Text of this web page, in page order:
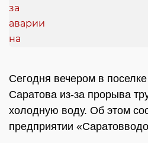
Сегодня вечером в
Саратова из-за прорыва
холодную воду. Об этом
предприятии